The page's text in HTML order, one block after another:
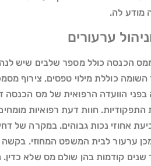
מודע לה.
ערעורים
הכנסה כולל מספר שלבים שיש
כוללת מילוי טפסים, צירוף
הוועדה הרפואית של מס הכנסה
התפקודיות. חוות דעת רפואיות
אחוזי נכות גבוהים. במקרה של
ערעור לבית המשפט המחוזי.
קודמות בהן שולם מס שלא